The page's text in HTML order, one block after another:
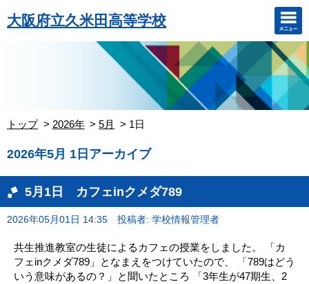
大阪府立久米田高等学校
トップ 2026年 5月 1日
2026年5月 1日アーカイブ
5月1日 カフェinクメダ789
2026年05月01日 14:35 投稿者: 学校情報管理者
共生推進教室の生徒によるカフェの授業をしました。 「カ
フェinクメダ789」となまえをつけていたので、 「789はどう
いう意味があるの？」と聞いたところ 「3年生が47期生、2